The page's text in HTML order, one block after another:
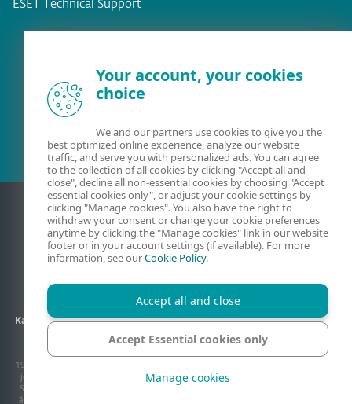
ESET Technical Support
Kapcsolat Adatkezelés ÁSZF Partneroldalak
Oldaltérkép
Sütik kezelése
1992–2026 ESET, spol. s r.o. Minden jog fenntartva. Az itt használt védjegyek, szerzői
jog által védett tartalmak az ESET, spol. s r.o. vagy az ESET Észak-Amerika illetve a
Sicontact Kft márkajegyei vagy védjegyei, illetve szerzői jog vagy egyéb jogszabály
által védett tartalmai. Az ESET termékek kizárólagos magyarországi disztribútora a
Your account, your cookies
choice
We and our partners use cookies to give you the
best optimized online experience, analyze our website
traffic, and serve you with personalized ads. You can agree
to the collection of all cookies by clicking "Accept all and
close", decline all non-essential cookies by choosing "Accept
essential cookies only", or adjust your cookie settings by
clicking "Manage cookies". You also have the right to
withdraw your consent or change your cookie preferences
anytime by clicking the "Manage cookies" link in our website
footer or in your account settings (if available). For more
information, see ourCookie Policy.
Accept all and close
Accept Essential cookies only
Manage cookies